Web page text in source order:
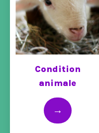
Condition
animale
→